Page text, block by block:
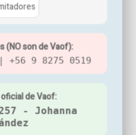
LLAVE DE 3 VIAS CURVO
$135.000
AÑADIR AL CARRITO
QUICK VIEW
(NO son de Vaof):
+56 9 8275 0519
de Vaof:
- Johanna